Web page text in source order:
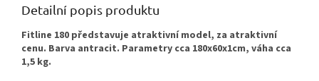
Detailní popis produktu
Fitline 180 představuje atraktivní model, za atraktivní
cenu. Barva antracit. Parametry cca 180x60x1cm, váha cca
1,5 kg.